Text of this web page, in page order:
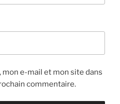
e-mail et mon site dans
commentaire.